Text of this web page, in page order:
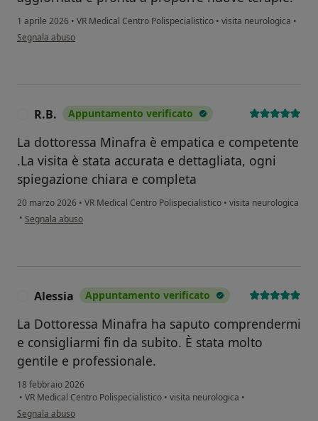
1 aprile 2026 • VR Medical Centro Polispecialistico • visita neurologica •
secondo l'opinione dell'utente Grassi Maria Antonietta
Segnala abuso
R.B. Appuntamento verificato
La dottoressa Minafra è empatica e competente
.La visita è stata accurata e dettagliata, ogni
spiegazione chiara e completa
20 marzo 2026 • VR Medical Centro Polispecialistico • visita neurologica
• secondo l'opinione dell'utente R.B.
Segnala abuso
Alessia Appuntamento verificato
La Dottoressa Minafra ha saputo comprendermi
e consigliarmi fin da subito. È stata molto
gentile e professionale.
18 febbraio 2026
• VR Medical Centro Polispecialistico • visita neurologica •
secondo l'opinione dell'utente Alessia
Segnala abuso